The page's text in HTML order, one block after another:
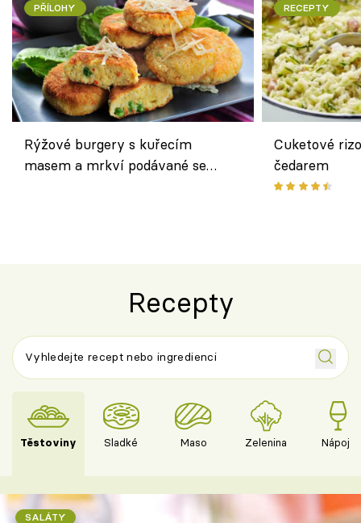
PŘÍLOHY
Rýžové burgery s kuřecím
masem a mrkví podávané se
RECEPTY
Cuketové
čedarem
Recepty
Těstoviny Sladké Maso Zelenina Nápoje
SALÁTY